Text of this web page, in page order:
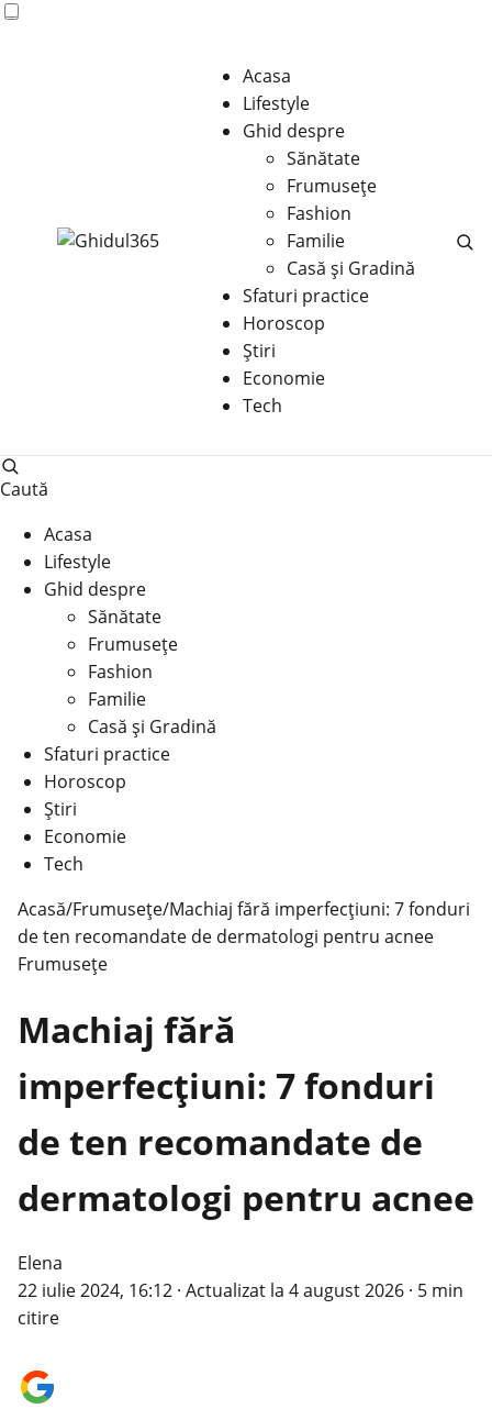
Acasa
Lifestyle
Ghid despre
Sănătate
Frumusețe
Fashion
Familie
Casă şi Gradină
Sfaturi practice
Horoscop
Știri
Economie
Tech
Caută
Acasa
Lifestyle
Ghid despre
Sănătate
Frumusețe
Fashion
Familie
Casă şi Gradină
Sfaturi practice
Horoscop
Știri
Economie
Tech
Acasă/Frumusețe/Machiaj fără imperfecțiuni: 7 fonduri
de ten recomandate de dermatologi pentru acnee
Frumusețe
Machiaj fără
imperfecțiuni: 7 fonduri
de ten recomandate de
dermatologi pentru acnee
Elena
22 iulie 2024, 16:12 · Actualizat la 4 august 2026 · 5 min
citire